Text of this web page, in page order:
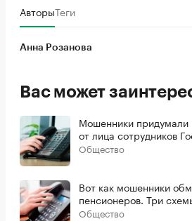
АвторыТеги
Анна Розанова
Вас может
Мошенники придумали
от лица сотрудников
Общество
Вот как мошенники
пенсионеров. Три
Общество